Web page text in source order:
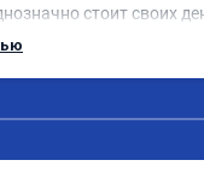
стоит своих